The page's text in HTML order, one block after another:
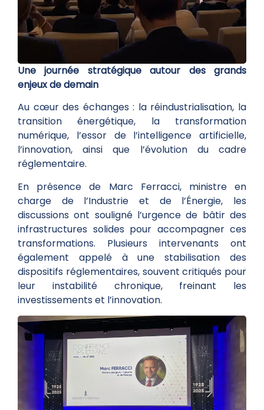
Une journée stratégique autour des grands
enjeux de demain
Au cœur des échanges : la réindustrialisation, la
transition énergétique, la transformation
numérique, l’essor de l’intelligence artificielle,
l’innovation, ainsi que l’évolution du cadre
réglementaire.
En présence de Marc Ferracci, ministre en
charge de l’Industrie et de l’Énergie, les
discussions ont souligné l’urgence de bâtir des
infrastructures solides pour accompagner ces
transformations. Plusieurs intervenants ont
également appelé à une stabilisation des
dispositifs réglementaires, souvent critiqués pour
leur instabilité chronique, freinant les
investissements et l’innovation.